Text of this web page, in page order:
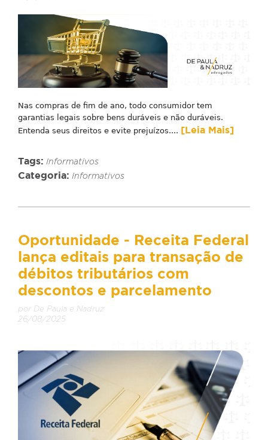
Nas compras de fim de ano, todo consumidor tem
garantias legais sobre bens duráveis e não duráveis.
Entenda seus direitos e evite prejuízos.... [Leia Mais]
Tags: Informativos
Categoria: Informativos
Oportunidade - Receita Federal
lança editais para transação de
débitos tributários com
descontos e parcelamento
por De Paula e Nadruz
26/08/2025